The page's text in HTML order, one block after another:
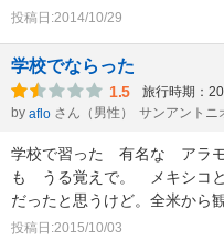
投稿日:2014/10/29
学校でならった
1.5 旅行時期：
by aflo さん（男性） サンアントニ
学校で習った 有名な アラ
も うる覚えで。 メキシコ
だったと思うけど。全米から
投稿日:2015/10/03